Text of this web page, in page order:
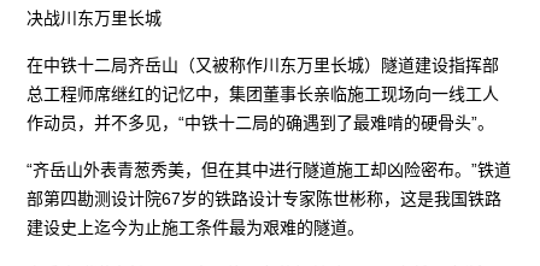
决战川东万里长城
在中铁十二局齐岳山（又被称作川东万里长城）隧道建设指挥部
总工程师席继红的记忆中，集团董事长亲临施工现场向一线工人
作动员，并不多见，“中铁十二局的确遇到了最难啃的硬骨头”。
“齐岳山外表青葱秀美，但在其中进行隧道施工却凶险密布。”铁道
部第四勘测设计院67岁的铁路设计专家陈世彬称，这是我国铁路
建设史上迄今为止施工条件最为艰难的隧道。